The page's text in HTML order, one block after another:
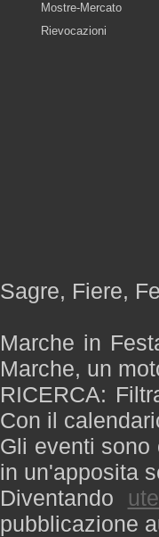
Mostre-Mercato
Rievocazioni
Sagre, Fiere,
Marche in
Marche, un
RICERCA:
Con il
Gli eventi sono
in un'apposita
Diventando
pubblicazione